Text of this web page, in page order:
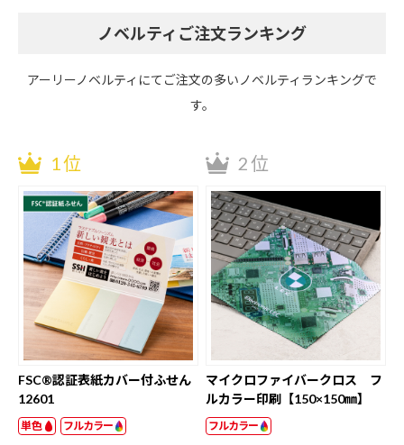
ノベルティご注文ランキング
アーリーノベルティにてご注文の多いノベルティランキングで
す。
1位
FSC®認証表紙カバー付ふせん
12601
単色 フルカラー
2位
マイクロファイバークロス フ
ルカラー印刷【150×150㎜】
フルカラー